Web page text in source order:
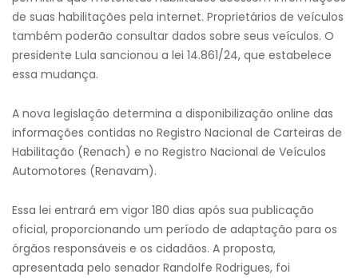
de suas habilitações pela internet. Proprietários de veículos
também poderão consultar dados sobre seus veículos. O
presidente Lula sancionou a lei 14.861/24, que estabelece
essa mudança.
A nova legislação determina a disponibilização online das
informações contidas no Registro Nacional de Carteiras de
Habilitação (Renach) e no Registro Nacional de Veículos
Automotores (Renavam).
Essa lei entrará em vigor 180 dias após sua publicação
oficial, proporcionando um período de adaptação para os
órgãos responsáveis e os cidadãos. A proposta,
apresentada pelo senador Randolfe Rodrigues, foi